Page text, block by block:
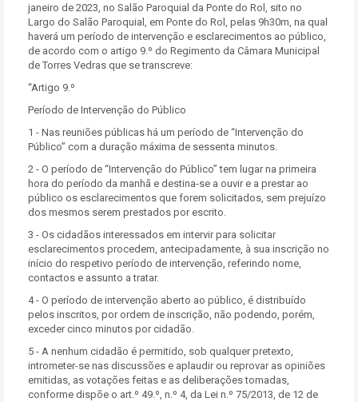
janeiro de 2023, no Salão Paroquial da Ponte do Rol, sito no
Largo do Salão Paroquial, em Ponte do Rol, pelas 9h30m, na qual
haverá um período de intervenção e esclarecimentos ao público,
de acordo com o artigo 9.º do Regimento da Câmara Municipal
de Torres Vedras que se transcreve:
“Artigo 9.º
Período de Intervenção do Público
1 - Nas reuniões públicas há um período de “Intervenção do
Público” com a duração máxima de sessenta minutos.
2 - O período de “Intervenção do Público” tem lugar na primeira
hora do período da manhã e destina-se a ouvir e a prestar ao
público os esclarecimentos que forem solicitados, sem prejuízo
dos mesmos serem prestados por escrito.
3 - Os cidadãos interessados em intervir para solicitar
esclarecimentos procedem, antecipadamente, à sua inscrição no
início do respetivo período de intervenção, referindo nome,
contactos e assunto a tratar.
4 - O período de intervenção aberto ao público, é distribuído
pelos inscritos, por ordem de inscrição, não podendo, porém,
exceder cinco minutos por cidadão.
5 - A nenhum cidadão é permitido, sob qualquer pretexto,
intrometer-se nas discussões e aplaudir ou reprovar as opiniões
emitidas, as votações feitas e as deliberações tomadas,
conforme dispõe o art.º 49.º, n.º 4, da Lei n.º 75/2013, de 12 de